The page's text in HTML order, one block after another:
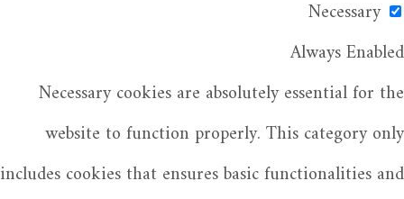
Necessary
Always Enabled
Necessary cookies are absolutely essential for the
website to function properly. This category only
includes cookies that ensures basic functionalities and